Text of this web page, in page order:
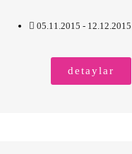
05.11.2015 - 12.12.2015
detaylar